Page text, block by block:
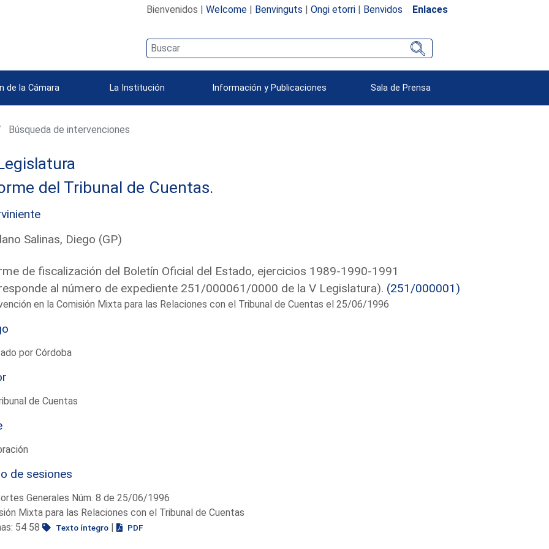
Bienvenidos | Welcome| Benvinguts | Ongi etorri| Benvidos Enlaces
de la Cámara La Institución Información y Publicaciones Sala de Prensa
Búsqueda de intervenciones
del Tribunal de Cuentas.
Salinas, Diego (GP)
de fiscalización del Boletín Oficial del Estado, ejercicios 1989-1990-1991
al número de expediente 251/000061/0000 de la V Legislatura). (251/000001)
en la Comisión Mixta para las Relaciones con el Tribunal de Cuentas el 25/06/1996
por Córdoba
de Cuentas
de sesiones
Generales Núm. 8 de 25/06/1996
Mixta para las Relaciones con el Tribunal de Cuentas
54 58
Texto íntegro| PDF